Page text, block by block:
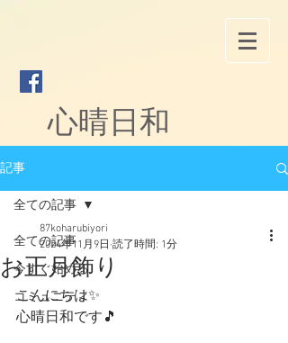
心晴日和
記事
全ての記事
今すぐ始める
コミュニティ
全ての記事
お正月飾り
87koharubiyori
2024年11月9日 読了時間: 1分
こんにちは✨
心晴日和です🎵